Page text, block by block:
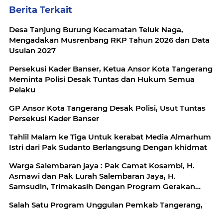
Berita Terkait
Desa Tanjung Burung Kecamatan Teluk Naga,
Mengadakan Musrenbang RKP Tahun 2026 dan Data
Usulan 2027
Persekusi Kader Banser, Ketua Ansor Kota Tangerang
Meminta Polisi Desak Tuntas dan Hukum Semua
Pelaku
GP Ansor Kota Tangerang Desak Polisi, Usut Tuntas
Persekusi Kader Banser
Tahlil Malam ke Tiga Untuk kerabat Media Almarhum
Istri dari Pak Sudanto Berlangsung Dengan khidmat
Warga Salembaran jaya : Pak Camat Kosambi, H.
Asmawi dan Pak Lurah Salembaran Jaya, H.
Samsudin, Trimakasih Dengan Program Gerakan
Terbantukan
Salah Satu Program Unggulan Pemkab Tangerang,